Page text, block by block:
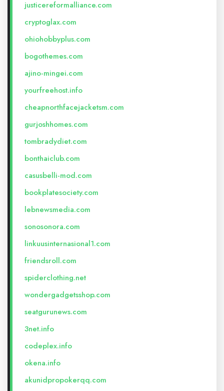
justicereformalliance.com
cryptoglax.com
ohiohobbyplus.com
bogothemes.com
ajino-mingei.com
yourfreehost.info
cheapnorthfacejacketsm.com
gurjoshhomes.com
tombradydiet.com
bonthaiclub.com
casusbelli-mod.com
bookplatesociety.com
lebnewsmedia.com
sonosonora.com
linkuusinternasional1.com
friendsroll.com
spiderclothing.net
wondergadgetsshop.com
seatgurunews.com
3net.info
codeplex.info
okena.info
akunidpropokerqq.com